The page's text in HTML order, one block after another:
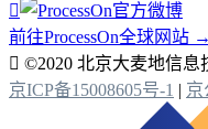

前往ProcessOn全球网站 →
 ©2020 北京大麦地信息
京ICP备15008605号-1 | 京